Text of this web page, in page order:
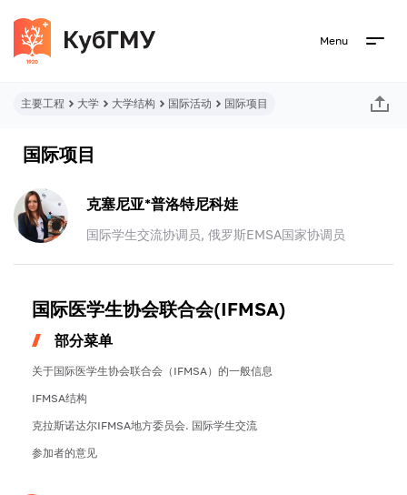
Menu
主要工程 大学 大学结构 国际活动 国际项目
国际项目
克塞尼亚*普洛特尼科娃
国际学生交流协调员, 俄罗斯EMSA国家协调员
国际医学生协会联合会(IFMSA)
部分菜单
关于国际医学生协会联合会（IFMSA）的一般信息
IFMSA结构
克拉斯诺达尔IFMSA地方委员会. 国际学生交流
参加者的意见